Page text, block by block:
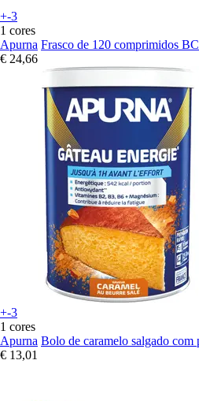
+-3
1 cores
Apurna Frasco de 120 comprimidos
€ 24,66
+-3
1 cores
Apurna Bolo de caramelo salgado com
€ 13,01